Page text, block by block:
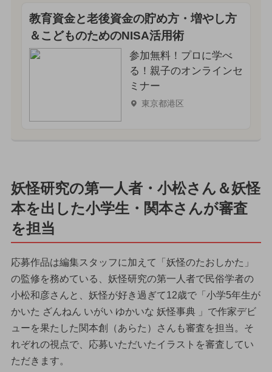
教育資金と老後資金の貯め方・増やし方
＆こどものためのNISA活用術
参加無料！プロに学べ
る！親子のオンラインセ
ミナー
東京都港区
妖怪研究の第一人者・小松さん＆妖怪
本を出した小学生・関本さんが審査
を担当
応募作品は編集スタッフに加えて「妖怪のたおしかた」
の監修を務めている、妖怪研究の第一人者で民俗学者の
小松和彦さんと、妖怪が好き過ぎて12歳で「小学5年生が
かいた ざんねん いがい ゆかいな 妖怪事典 」で作家デビ
ューを果たした関本創（あらた）さんも審査を担当。そ
れぞれの視点で、応募いただいたイラストを審査してい
ただきます。